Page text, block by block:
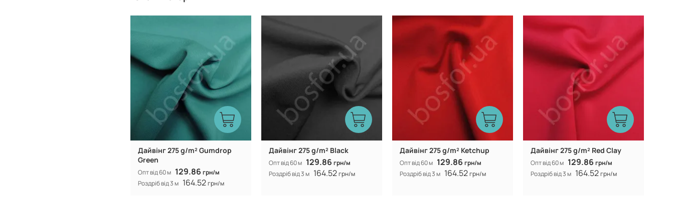
Дайвінг 275 g/m² Gumdrop
Green
Опт від 60 м 129.86 грн/м
Роздріб від 3 м 164.52грн/м
Дайвінг 275 g/m² Black
Опт від 60 м 129.86 грн/м
Роздріб від 3 м 164.52грн/м
Китай
Дайвінг 275 g/m² Ketchup
Опт від 60 м 129.86 грн/м
Роздріб від 3 м 164.52грн/м
Китай
Дайвінг 275 g/m² Red Clay
Опт від 60 м 129.86 грн/м
Роздріб від 3 м 164.52грн/м